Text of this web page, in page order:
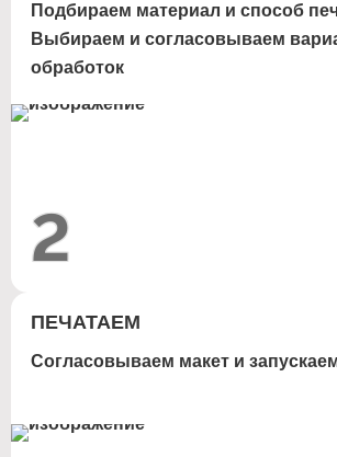
Подбираем материал и способ
Выбираем и согласовываем
обработок
2
ПЕЧАТАЕМ
Согласовываем макет и